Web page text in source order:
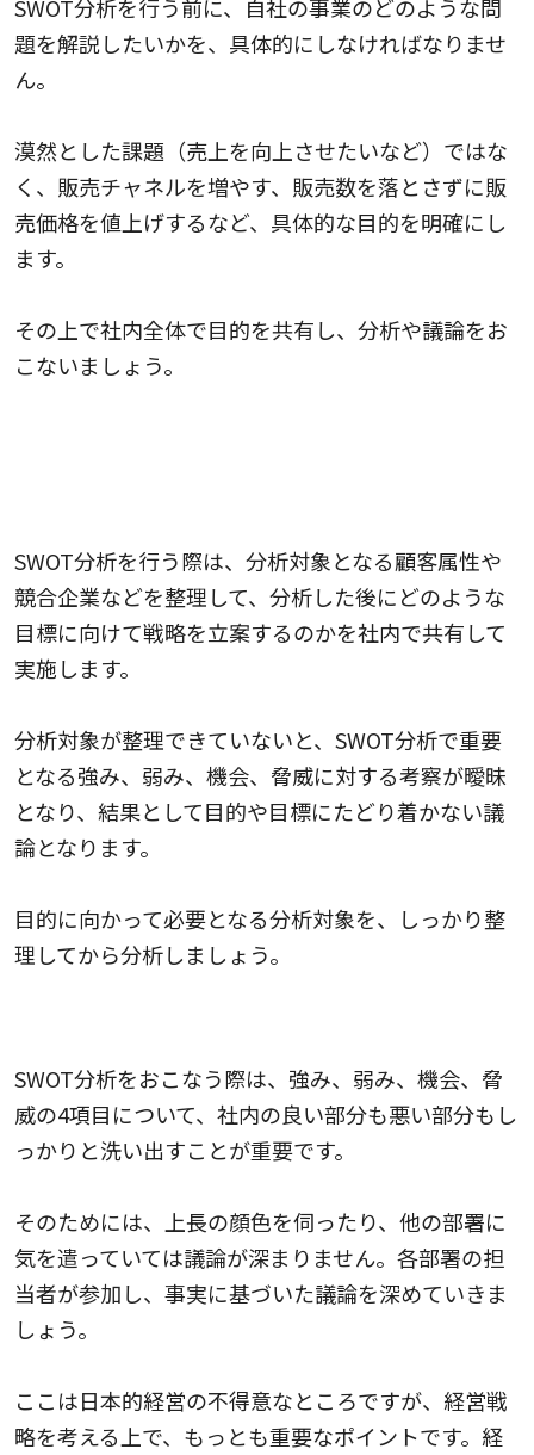
SWOT分析を行う前に、自社の事業のどのような問
題を解説したいかを、具体的にしなければなりませ
ん。
漠然とした課題（売上を向上させたいなど）ではな
く、販売チャネルを増やす、販売数を落とさずに販
売価格を値上げするなど、具体的な目的を明確にし
ます。
その上で社内全体で目的を共有し、分析や議論をお
こないましょう。
SWOT分析を行う際は、分析対象となる顧客属性や
競合企業などを整理して、分析した後にどのような
目標に向けて戦略を立案するのかを社内で共有して
実施します。
分析対象が整理できていないと、SWOT分析で重要
となる強み、弱み、機会、脅威に対する考察が曖昧
となり、結果として目的や目標にたどり着かない議
論となります。
目的に向かって必要となる分析対象を、しっかり整
理してから分析しましょう。
SWOT分析をおこなう際は、強み、弱み、機会、脅
威の4項目について、社内の良い部分も悪い部分もし
っかりと洗い出すことが重要です。
そのためには、上長の顔色を伺ったり、他の部署に
気を遣っていては議論が深まりません。各部署の担
当者が参加し、事実に基づいた議論を深めていきま
しょう。
ここは日本的経営の不得意なところですが、経営戦
略を考える上で、もっとも重要なポイントです。経